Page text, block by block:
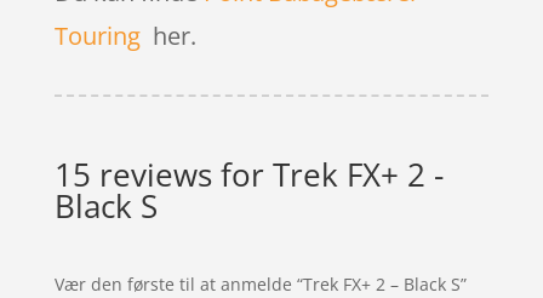
Touringher.
15 reviews forTrek FX+ 2 -
Black S
Vær den første til at anmelde “Trek FX+ 2 – Black S”